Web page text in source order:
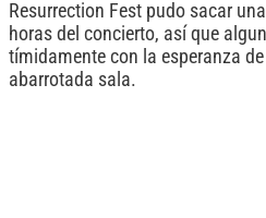
Resurrection Fest pudo sacar
horas del concierto, así que
tímidamente con la esperanza
abarrotada sala.